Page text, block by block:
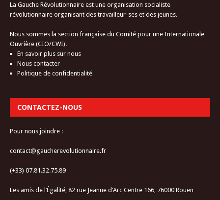
La Gauche Révolutionnaire est une organisation socialiste
révolutionnaire organisant des travailleur-ses et des jeunes.
Nous sommes la section française du Comité pour une Internationale
Ouvrière (CIO/CWI).
En savoir plus sur nous
Nous contacter
Politique de confidentialité
CONTACTEZ-NOUS
Pour nous joindre :
contact@gaucherevolutionnaire.fr
(+33) 07.81.32.75.89
Les amis de l’Égalité, 82 rue Jeanne d’Arc Centre 166, 76000 Rouen